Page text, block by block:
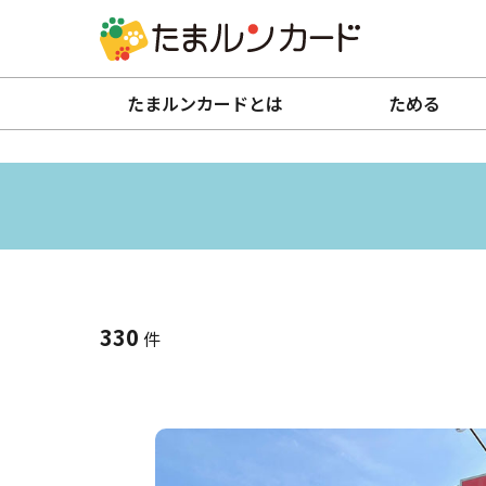
たまルンカードとは ためる
330 件